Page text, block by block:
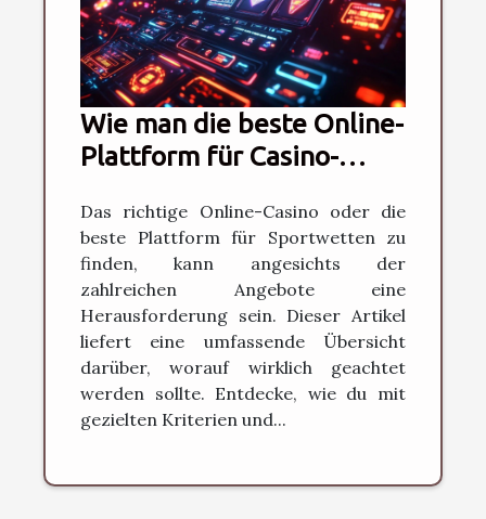
Wie man die beste Online-
Plattform für Casino-
auswählt
Das richtige Online-Casino oder die
beste Plattform für Sportwetten zu
finden, kann angesichts der
zahlreichen Angebote eine
Herausforderung sein. Dieser Artikel
liefert eine umfassende Übersicht
darüber, worauf wirklich geachtet
werden sollte. Entdecke, wie du mit
gezielten Kriterien und...